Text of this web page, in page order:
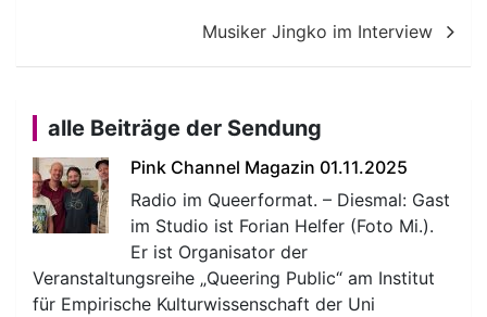
Musiker Jingko im Interview
alle Beiträge der Sendung
Pink Channel Magazin 01.11.2025
Radio im Queerformat. – Diesmal: Gast
im Studio ist Forian Helfer (Foto Mi.).
Er ist Organisator der
Veranstaltungsreihe „Queering Public“ am Institut
für Empirische Kulturwissenschaft der Uni